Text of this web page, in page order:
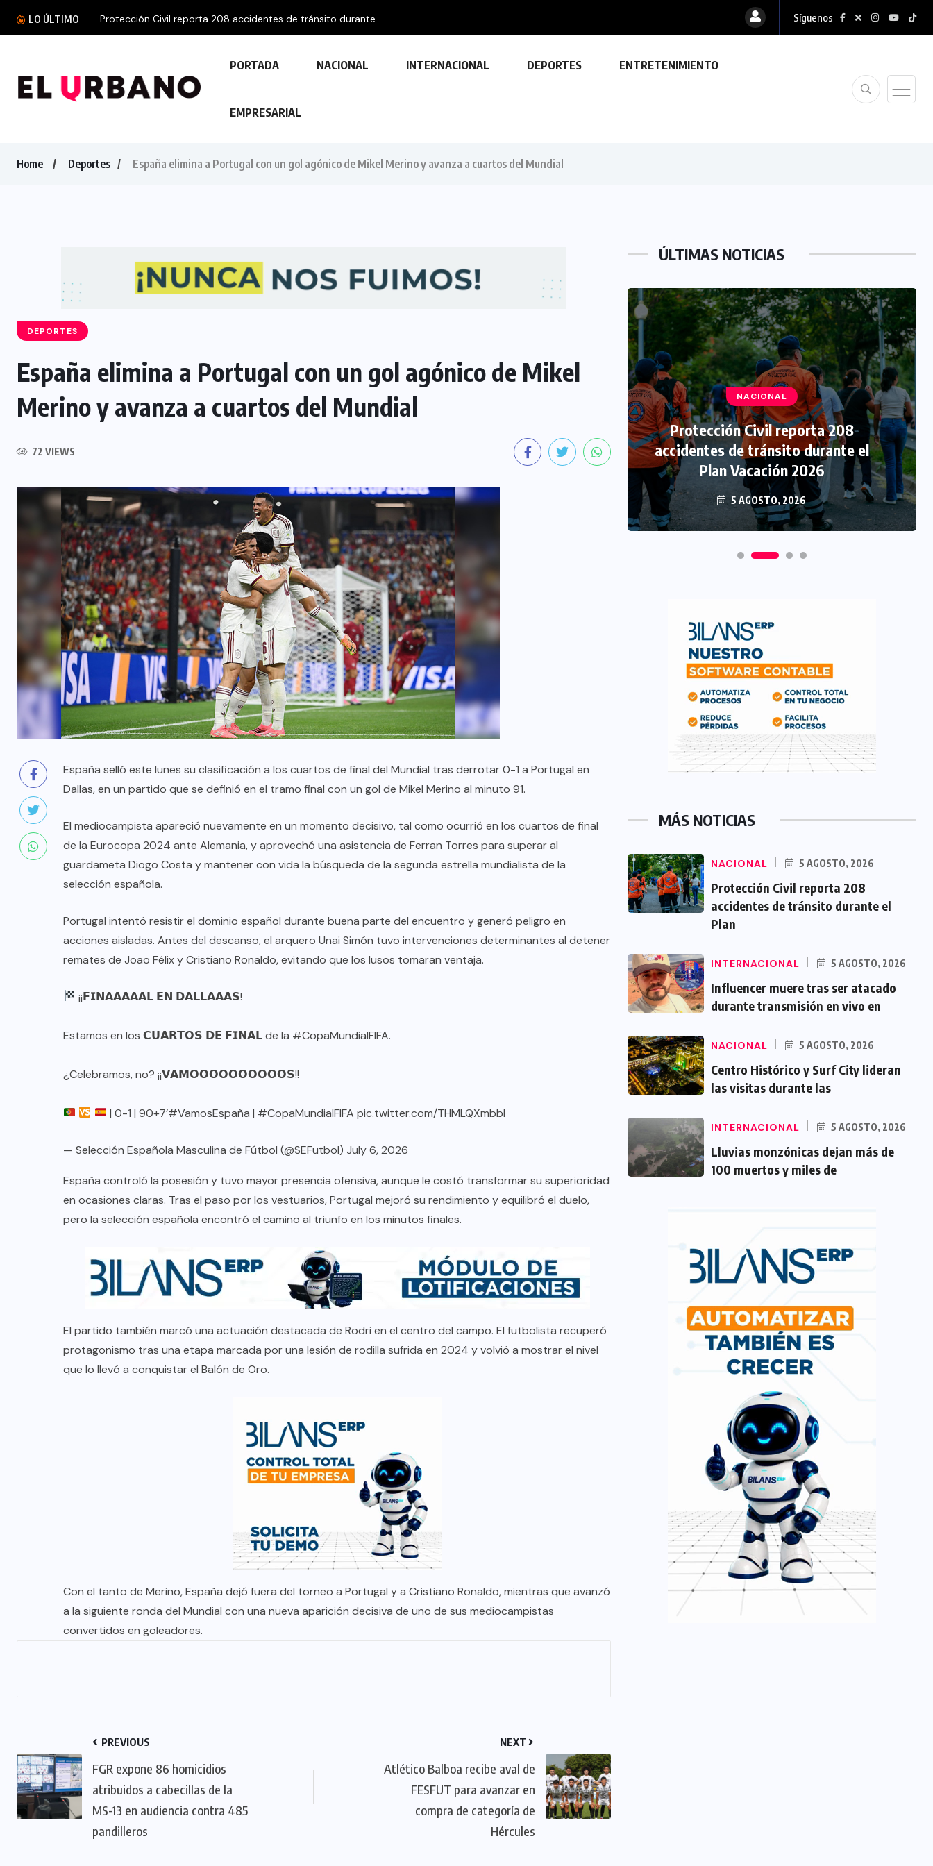
LO ÚLTIMO Protección Civil reporta 208 accidentes de tránsito durante... Síguenos
PORTADA NACIONAL INTERNACIONAL DEPORTES ENTRETENIMIENTO
EMPRESARIAL
Home Deportes España elimina a Portugal con un gol agónico de Mikel Merino y avanza a cuartos del Mundial
DEPORTES
España elimina a Portugal con un gol agónico de Mikel
Merino y avanza a cuartos del Mundial
72 VIEWS
España selló este lunes su clasificación a los cuartos de final del Mundial tras derrotar 0-1 a Portugal en
Dallas, en un partido que se definió en el tramo final con un gol de Mikel Merino al minuto 91.
El mediocampista apareció nuevamente en un momento decisivo, tal como ocurrió en los cuartos de final
de la Eurocopa 2024 ante Alemania, y aprovechó una asistencia de Ferran Torres para superar al
guardameta Diogo Costa y mantener con vida la búsqueda de la segunda estrella mundialista de la
selección española.
Portugal intentó resistir el dominio español durante buena parte del encuentro y generó peligro en
acciones aisladas. Antes del descanso, el arquero Unai Simón tuvo intervenciones determinantes al detener
remates de Joao Félix y Cristiano Ronaldo, evitando que los lusos tomaran ventaja.
¡¡𝗙𝗜𝗡𝗔𝗔𝗔𝗔𝗔𝗟 𝗘𝗡 𝗗𝗔𝗟𝗟𝗔𝗔𝗔𝗦!
Estamos en los 𝗖𝗨𝗔𝗥𝗧𝗢𝗦 𝗗𝗘 𝗙𝗜𝗡𝗔𝗟 de la #CopaMundialFIFA.
¿Celebramos, no? ¡¡𝗩𝗔𝗠𝗢𝗢𝗢𝗢𝗢𝗢𝗢𝗢𝗢𝗢𝗦!!
| 0-1 | 90+7’#VamosEspaña | #CopaMundialFIFA pic.twitter.com/THMLQXmbbl
— Selección Española Masculina de Fútbol (@SEFutbol) July 6, 2026
España controló la posesión y tuvo mayor presencia ofensiva, aunque le costó transformar su superioridad
en ocasiones claras. Tras el paso por los vestuarios, Portugal mejoró su rendimiento y equilibró el duelo,
pero la selección española encontró el camino al triunfo en los minutos finales.
El partido también marcó una actuación destacada de Rodri en el centro del campo. El futbolista recuperó
protagonismo tras una etapa marcada por una lesión de rodilla sufrida en 2024 y volvió a mostrar el nivel
que lo llevó a conquistar el Balón de Oro.
Con el tanto de Merino, España dejó fuera del torneo a Portugal y a Cristiano Ronaldo, mientras que avanzó
a la siguiente ronda del Mundial con una nueva aparición decisiva de uno de sus mediocampistas
convertidos en goleadores.
PREVIOUS
FGR expone 86 homicidios
atribuidos a cabecillas de la
MS-13 en audiencia contra 485
pandilleros
NEXT
Atlético Balboa recibe aval de
FESFUT para avanzar en
compra de categoría de
Hércules
ÚLTIMAS NOTICIAS
5 AGOSTO, 2026
NACIONAL
Protección Civil reporta 208
accidentes de tránsito durante el
Plan Vacación 2026
5 AGOSTO, 2026
MÁS NOTICIAS
NACIONAL 5 AGOSTO, 2026
Protección Civil reporta 208
accidentes de tránsito durante el
Plan
INTERNACIONAL 5 AGOSTO, 2026
Influencer muere tras ser atacado
durante transmisión en vivo en
NACIONAL 5 AGOSTO, 2026
Centro Histórico y Surf City lideran
las visitas durante las
INTERNACIONAL 5 AGOSTO, 2026
Lluvias monzónicas dejan más de
100 muertos y miles de